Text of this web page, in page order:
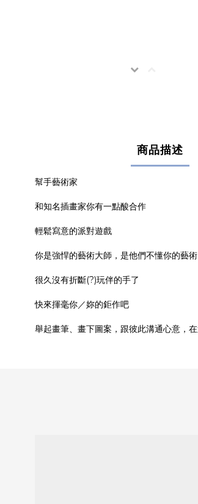
商品描述
幫手藝術家
和知名插畫家你有一點酸合作
輕鬆寫意的派對遊戲
你是強悍的藝術大師，是他們不懂你的藝術
很久沒有折斷(?)玩伴的手了
快來揮毫你／妳的鉅作吧
舉起畫筆、畫下圖案，跟彼此溝通心意，